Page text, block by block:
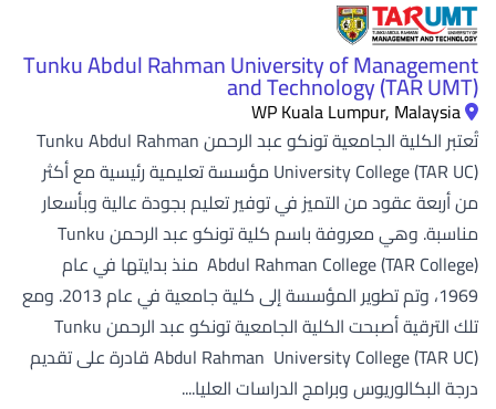
Tunku Abdul Rahman University of Management
and Technology (TAR UMT)
WP Kuala Lumpur, Malaysia
تُعتبر الكلية الجامعية تونكو عبد الرحمن Tunku Abdul Rahman
University College (TAR UC) مؤسسة تعليمية رئيسية مع أكثر
من أربعة عقود من التميز في توفير تعليم بجودة عالية وبأسعار
مناسبة. وهي معروفة باسم كلية تونكو عبد الرحمن Tunku
Abdul Rahman College (TAR College) منذ بدايتها في عام
1969، وتم تطوير المؤسسة إلى كلية جامعية في عام 2013. ومع
تلك الترقية أصبحت الكلية الجامعية تونكو عبد الرحمن Tunku
Abdul Rahman University College (TAR UC) قادرة على تقديم
درجة البكالوريوس وبرامج الدراسات العليا....